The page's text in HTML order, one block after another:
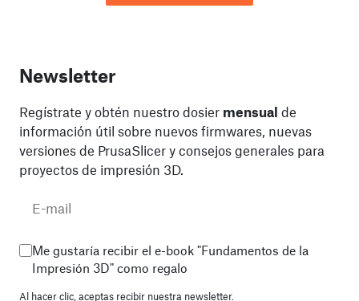
Newsletter
Regístrate y obtén nuestro dosier mensual de
información útil sobre nuevos firmwares, nuevas
versiones de PrusaSlicer y consejos generales para
proyectos de impresión 3D.
Me gustaría recibir el e-book "Fundamentos de la
Impresión 3D" como regalo
Al hacer clic, aceptas recibir nuestra newsletter.